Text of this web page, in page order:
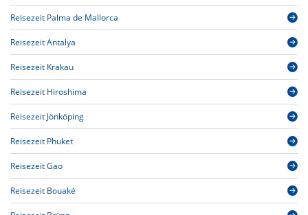
Reisezeit Palma de Mallorca
Reisezeit Antalya
Reisezeit Krakau
Reisezeit Hiroshima
Reisezeit Jönköping
Reisezeit Phuket
Reisezeit Gao
Reisezeit Bouaké